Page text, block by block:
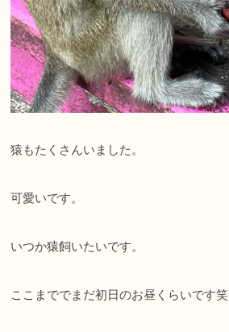
猿もたくさんいました。
可愛いです。
いつか猿飼いたいです。
ここまででまだ初日のお昼くらいです笑